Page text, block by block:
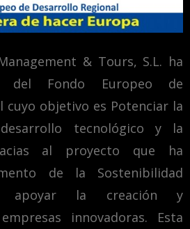
& Tours, S.L. ha
del Fondo Europeo de
cuyo objetivo es Potenciar la
tecnológico y la
al proyecto que ha
de la Sostenibilidad
apoyar la creación y
innovadoras. Esta